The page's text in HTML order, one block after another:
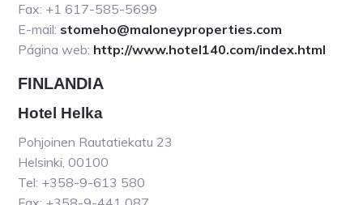
Fax: +1 617-585-5699
E-mail: stomeho@maloneyproperties.com
Página web: http://www.hotel140.com/index.html
FINLANDIA
Hotel Helka
Pohjoinen Rautatiekatu 23
Helsinki, 00100
Tel: +358-9-613 580